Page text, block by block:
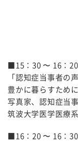
■15：30 〜 16：
「認知症当事者
豊かに暮らすため
写真家、認知症当
筑波大学医学医療
■16：20 〜 16：